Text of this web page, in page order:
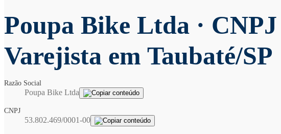
Poupa Bike Ltda ·
Varejista em Taubaté/SP
Razão Social
Poupa Bike Ltda
CNPJ
53.802.469/0001-00